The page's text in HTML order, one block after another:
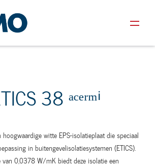
38 ᵃᶜᵉʳᵐⁱ
hoogwaardige witte EPS-isolatieplaat die speciaal
in buitengevelisolatiesystemen (ETICS).
van 0,0378 W/mK biedt deze isolatie een